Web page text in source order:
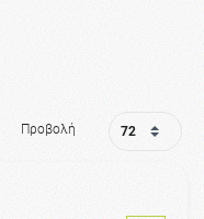
Προβολή